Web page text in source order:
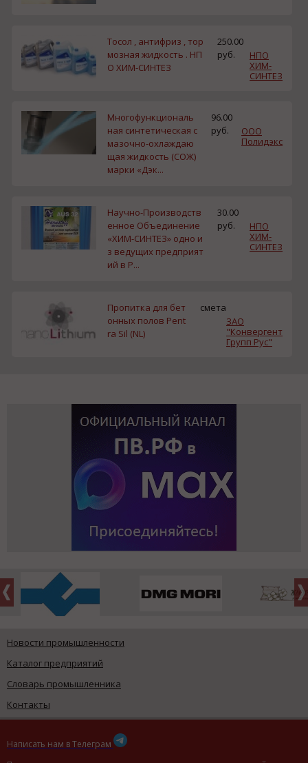
Тосол , антифриз , тор
мозная жидкость . НП
О ХИМ-СИНТЕЗ
250.00
руб.
НПО
ХИМ-
СИНТЕЗ
Многофункциональ
ная синтетическая с
мазочно-охлаждаю
щая жидкость (СОЖ)
марки «Дэк...
96.00
руб.
ООО
Полидэкс
Научно-Производств
енное Объединение
«ХИМ-СИНТЕЗ» одно и
з ведущих предприят
ий в Р...
30.00
руб.
НПО
ХИМ-
СИНТЕЗ
Пропитка для бет
онных полов Pent
ra Sil (NL)
смета
ЗАО
"Конвергент
Групп Рус"
Новости промышленности
Каталог предприятий
Словарь промышленника
Контакты
Написать нам в Телеграм